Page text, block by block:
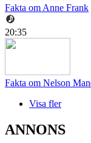
Fakta om Anne Frank
20:35
Fakta om Nelson
Visa fler
ANNONS